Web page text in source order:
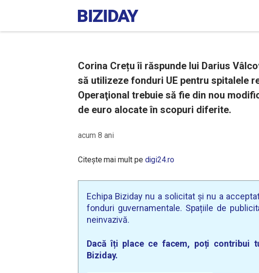
Corina Crețu îi răspunde lui Darius
să utilizeze fonduri UE pentru spitalele
Operaţional trebuie să fie din nou
de euro alocate în scopuri diferite.
acum 8 ani
Citește mai mult pe digi24.ro
Echipa Biziday nu a solicitat și nu a
fonduri guvernamentale. Spațiile de
neinvazivă.
Dacă îți place ce facem, poți contribui
Biziday.